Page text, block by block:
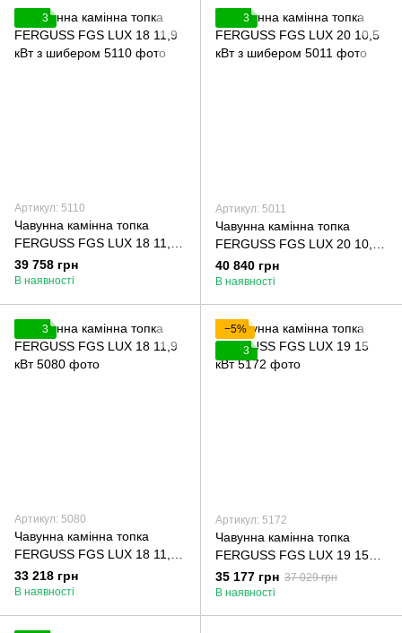
3
Артикул: 5110
Чавунна камінна топка
FERGUSS FGS LUX 18 11,9
кВт з шибером
39 758 грн
В наявності
3
Артикул: 5011
Чавунна камінна топка
FERGUSS FGS LUX 20 10,5
кВт з шибером
40 840 грн
В наявності
3
Артикул: 5080
Чавунна камінна топка
FERGUSS FGS LUX 18 11,9
кВт
33 218 грн
В наявності
−5%
3
Артикул: 5172
Чавунна камінна топка
FERGUSS FGS LUX 19 15
кВт
35 177 грн 37 029 грн
В наявності